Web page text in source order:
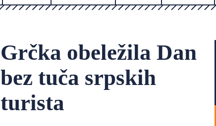
Grčka obeležila Dan
bez tuča srpskih
turista